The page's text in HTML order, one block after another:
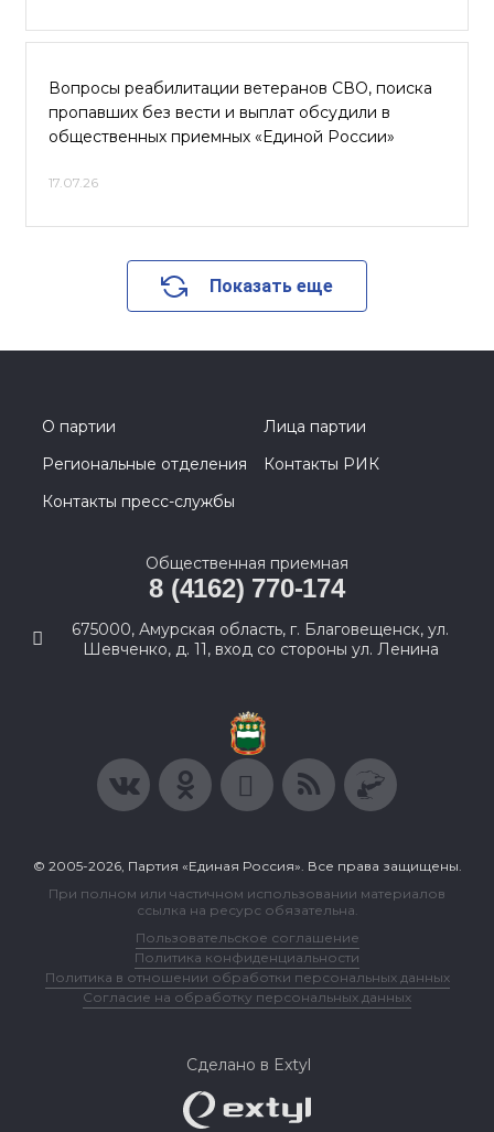
Вопросы реабилитации ветеранов СВО, поиска
пропавших без вести и выплат обсудили в
общественных приемных «Единой России»
17.07.26
Показать еще
О партии
Лица партии
Региональные отделения
Контакты РИК
Контакты пресс-службы
Общественная приемная
8 (4162) 770-174
675000, Амурская область, г. Благовещенск, ул.
Шевченко, д. 11, вход со стороны ул. Ленина
© 2005-2026, Партия «Единая Россия». Все права защищены.
При полном или частичном использовании материалов
ссылка на ресурс обязательна.
Пользовательское соглашение
Политика конфиденциальности
Политика в отношении обработки персональных данных
Согласие на обработку персональных данных
Сделано в Extyl